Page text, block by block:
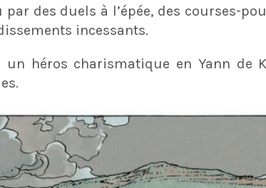
des duels à l’épée, des courses-
incessants.
un héros charismatique en Yann de